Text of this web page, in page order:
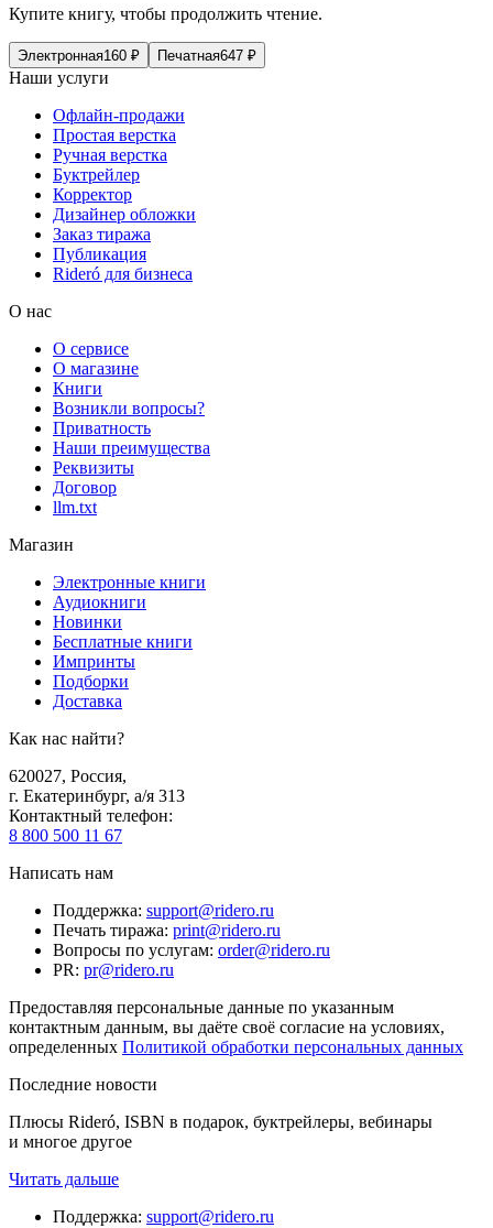
Купите книгу, чтобы продолжить чтение.
Электронная160 ₽ Печатная647 ₽
Наши услуги
Офлайн-продажи
Простая верстка
Ручная верстка
Буктрейлер
Корректор
Дизайнер обложки
Заказ тиража
Публикация
Rideró для бизнеса
О нас
О сервисе
О магазине
Книги
Возникли вопросы?
Приватность
Наши преимущества
Реквизиты
Договор
llm.txt
Магазин
Электронные книги
Аудиокниги
Новинки
Бесплатные книги
Импринты
Подборки
Доставка
Как нас найти?
620027, Россия,
г. Екатеринбург, а/я 313
Контактный телефон:
8 800 500 11 67
Написать нам
Поддержка: support@ridero.ru
Печать тиража: print@ridero.ru
Вопросы по услугам: order@ridero.ru
PR: pr@ridero.ru
Предоставляя персональные данные по указанным
контактным данным, вы даёте своё согласие на условиях,
определенных Политикой обработки персональных данных
Последние новости
Плюсы Rideró, ISBN в подарок, буктрейлеры, вебинары
и многое другое
Читать дальше
Поддержка: support@ridero.ru